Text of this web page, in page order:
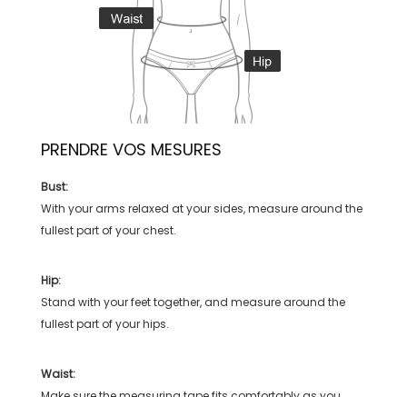
PRENDRE VOS MESURES
Bust:
With your arms relaxed at your sides, measure around the
fullest part of your chest.
Hip:
Stand with your feet together, and measure around the
fullest part of your hips.
Waist: